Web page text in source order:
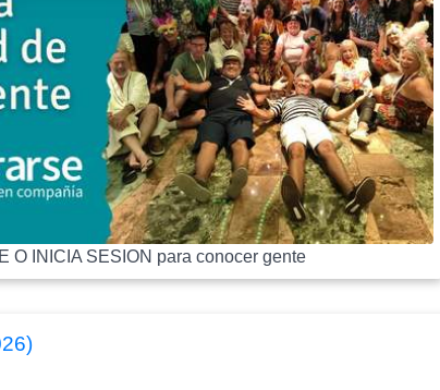
O INICIA SESION para conocer gente